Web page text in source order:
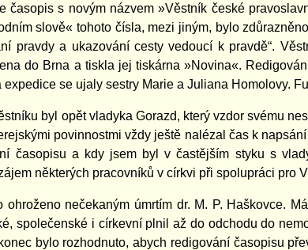
časopis s novým názvem »Věstník české
slově« tohoto čísla, mezi jiným, bylo
pravdy a ukazování cesty vedoucí k pravdě“.
do Brna a tiskla jej tiskárna »Novina«.
expedice se ujaly sestry Marie a Juliana Homolovy.
byl opět vladyka Gorazd, který vzdor svému
povinnostmi vždy ještě nalézal čas k
časopisu a kdy jsem byl v častějším styku s
některých pracovníků v církvi při spolupráci pro
ohroženo nečekaným úmrtím dr. M. P. Haškovce.
společenské i církevní plnil až do odchodu do
bylo rozhodnuto, abych redigování časopisu